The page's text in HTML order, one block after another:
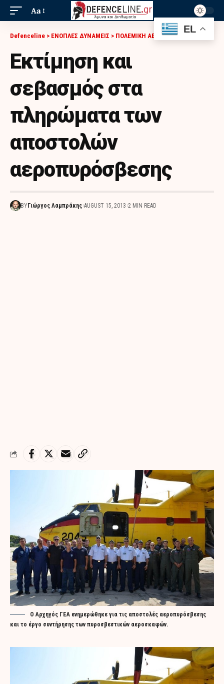
Aa
Defenceline > ΕΝΟΠΛΕΣ ΔΥΝΑΜΕΙΣ > ΠΟΛΕΜΙΚΗ ΑΕΡΟΠΟΡΙΑ
Εκτίμηση και
σεβασμός στα
πληρώματα των
αποστολών
αεροπυρόσβεσης
BY Γιώργος Λαμπράκης AUGUST 15, 2013 2 MIN READ
Ο Αρχηγός ΓΕΑ ενημερώθηκε για τις αποστολές αεροπυρόσβεσης
και το έργο συντήρησης των πυροσβεστικών αεροσκαφών.
EL